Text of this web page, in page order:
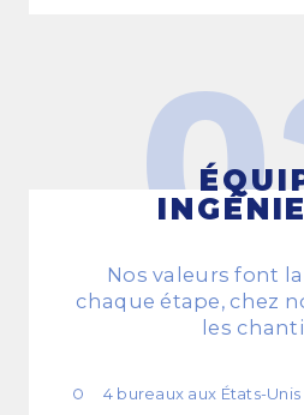
Nos valeurs font
chaque étape, chez
les
4 bureaux aux États-